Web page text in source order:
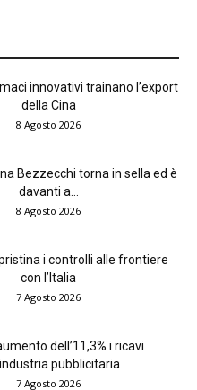
innovativi trainano l’export
della Cina
8 Agosto 2026
Bezzecchi torna in sella ed è
davanti a...
8 Agosto 2026
i controlli alle frontiere
con l’Italia
7 Agosto 2026
dell’11,3% i ricavi
pubblicitaria
7 Agosto 2026